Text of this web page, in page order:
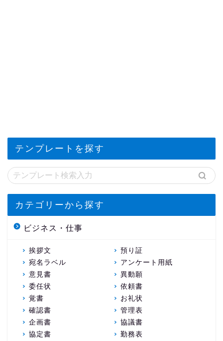
テンプレートを探す
カテゴリーから探す
ビジネス・仕事
挨拶文
預り証
宛名ラベル
アンケート用紙
意見書
異動願
委任状
依頼書
覚書
お礼状
確認書
管理表
企画書
協議書
協定書
勤務表